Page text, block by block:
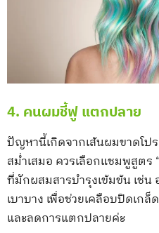
4. คนผมชี้ฟู แตกปลาย
ปัญหานี้เกิดจากเส้นผมขาดโป
สม่ำเสมอ ควรเลือกแชมพูสูตร
ที่มักผสมสารบำรุงเข้มข้น เช่
เบาบาง เพื่อช่วยเคลือบปิดเก
และลดการแตกปลายค่ะ